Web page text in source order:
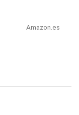
Amazon.es